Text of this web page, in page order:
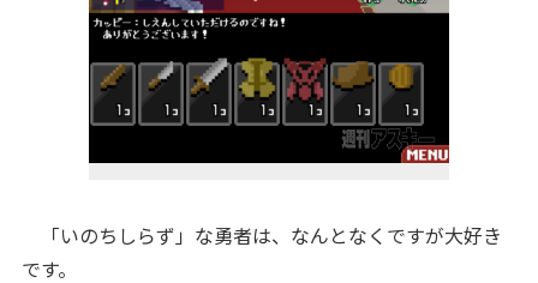
「いのちしらず」な勇者は、なんとなくですが大好き
です。